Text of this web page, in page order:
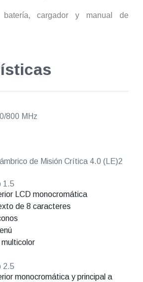
batería, cargador y manual de
800 MHz
de Misión Crítica 4.0 (LE)2
1.5
LCD monocromática
de 8 caracteres
multicolor
2.5
monocromática y principal a